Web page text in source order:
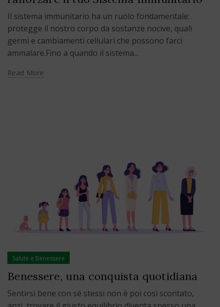
Il sistema immunitario ha un ruolo fondamentale:
protegge il nostro corpo da sostanze nocive, quali
germi e cambiamenti cellulari che possono farci
ammalare.Fino a quando il sistema...
Read More
Salute e Benessere
Benessere, una conquista quotidiana
Sentirsi bene con sé stessi non è poi così scontato,